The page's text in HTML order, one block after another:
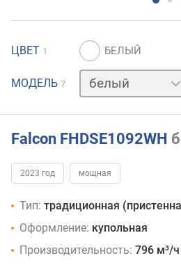
ЦВЕТ 1
МОДЕЛЬ 7
бежевый
красный
синий
Falcon FHDSE1092WH
2023 год мощная
Тип: традиционная
Оформление: купольная
Производительность: 796 м³/ч